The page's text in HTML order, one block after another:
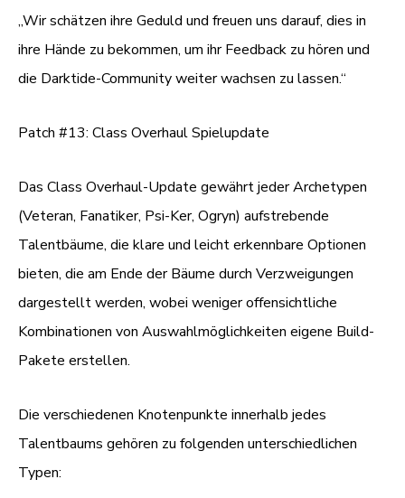
„Wir schätzen ihre Geduld und freuen uns darauf, dies in
ihre Hände zu bekommen, um ihr Feedback zu hören und
die Darktide-Community weiter wachsen zu lassen.“
Patch #13: Class Overhaul Spielupdate
Das Class Overhaul-Update gewährt jeder Archetypen
(Veteran, Fanatiker, Psi-Ker, Ogryn) aufstrebende
Talentbäume, die klare und leicht erkennbare Optionen
bieten, die am Ende der Bäume durch Verzweigungen
dargestellt werden, wobei weniger offensichtliche
Kombinationen von Auswahlmöglichkeiten eigene Build-
Pakete erstellen.
Die verschiedenen Knotenpunkte innerhalb jedes
Talentbaums gehören zu folgenden unterschiedlichen
Typen: